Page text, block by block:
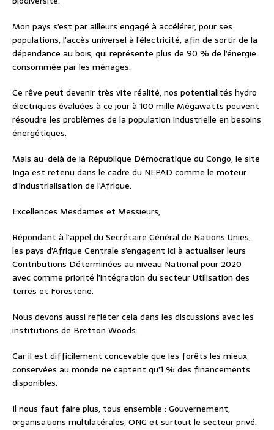
Mon pays s’est par ailleurs engagé à accélérer, pour ses
populations, l’accès universel à l’électricité, afin de sortir de la
dépendance au bois, qui représente plus de 90 % de l’énergie
consommée par les ménages.
Ce rêve peut devenir très vite réalité, nos potentialités hydro
électriques évaluées à ce jour à 100 mille Mégawatts peuvent
résoudre les problèmes de la population industrielle en besoins
énergétiques.
Mais au-delà de la République Démocratique du Congo, le site
Inga est retenu dans le cadre du NEPAD comme le moteur
d’industrialisation de l’Afrique.
Excellences Mesdames et Messieurs,
Répondant à l’appel du Secrétaire Général de Nations Unies,
les pays d’Afrique Centrale s’engagent ici à actualiser leurs
Contributions Déterminées au niveau National pour 2020
avec comme priorité l’intégration du secteur Utilisation des
terres et Foresterie.
Nous devons aussi refléter cela dans les discussions avec les
institutions de Bretton Woods.
Car il est difficilement concevable que les forêts les mieux
conservées au monde ne captent qu’1 % des financements
disponibles.
Il nous faut faire plus, tous ensemble : Gouvernement,
organisations multilatérales, ONG et surtout le secteur privé.